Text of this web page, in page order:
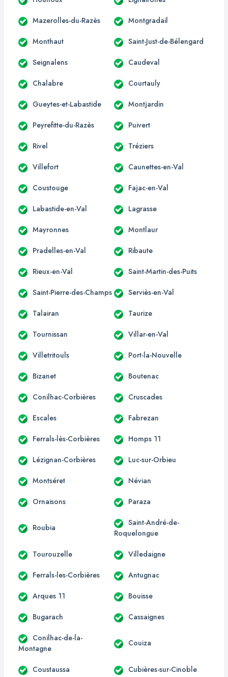
Mazerolles-du-Razès Montgradail
Monthaut Saint-Just-de-Bélengard
Seignalens Caudeval
Chalabre Courtauly
Gueytes-et-Labastide Montjardin
Peyrefitte-du-Razès Puivert
Rivel Tréziers
Villefort Caunettes-en-Val
Coustouge Fajac-en-Val
Labastide-en-Val Lagrasse
Mayronnes Montlaur
Pradelles-en-Val Ribaute
Rieux-en-Val Saint-Martin-des-Puits
Saint-Pierre-des-Champs Serviès-en-Val
Talairan Taurize
Tournissan Villar-en-Val
Villetritouls Port-la-Nouvelle
Bizanet Boutenac
Conilhac-Corbières Cruscades
Escales Fabrezan
Ferrals-lès-Corbières Homps 11
Lézignan-Corbières Luc-sur-Orbieu
Montséret Névian
Ornaisons Paraza
Roubia
Saint-André-de-
Roquelongue
Tourouzelle Villedaigne
Ferrals-les-Corbières Antugnac
Arques 11 Bouisse
Bugarach Cassaignes
Conilhac-de-la-
Montagne
Couiza
Coustaussa Cubières-sur-Cinoble